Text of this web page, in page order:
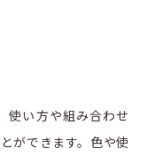
使い方や組み合わせ
ができます。色や使